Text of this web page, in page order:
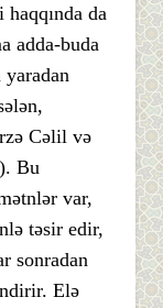
da
adda-buda
Cəlil və
Bu
var,
təsir edir,
sonradan
Elə